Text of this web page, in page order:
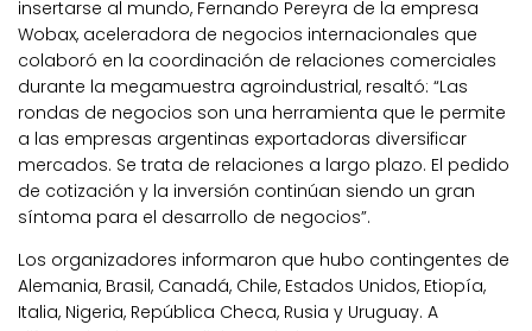
insertarse al mundo, Fernando Pereyra de la empresa
Wobax, aceleradora de negocios internacionales que
colaboró en la coordinación de relaciones comerciales
durante la megamuestra agroindustrial, resaltó: “Las
rondas de negocios son una herramienta que le permite
a las empresas argentinas exportadoras diversificar
mercados. Se trata de relaciones a largo plazo. El pedido
de cotización y la inversión continúan siendo un gran
síntoma para el desarrollo de negocios”.
Los organizadores informaron que hubo contingentes de
Alemania, Brasil, Canadá, Chile, Estados Unidos, Etiopía,
Italia, Nigeria, República Checa, Rusia y Uruguay. A